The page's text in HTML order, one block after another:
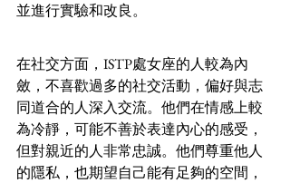
並進行實驗和改良。
在社交方面，ISTP處女座的人較為內
斂，不喜歡過多的社交活動，偏好與志
同道合的人深入交流。他們在情感上較
為冷靜，可能不善於表達內心的感受，
但對親近的人非常忠誠。他們尊重他人
的隱私，也期望自己能有足夠的空間，